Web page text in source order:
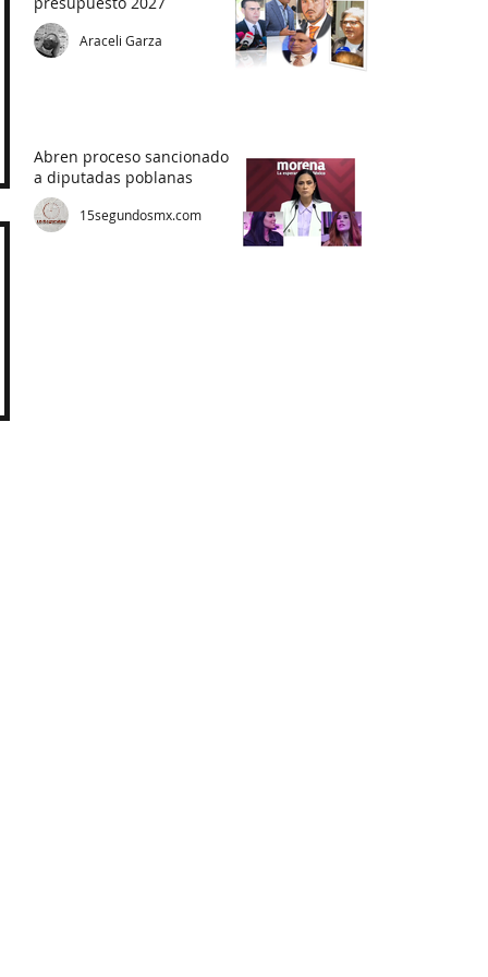
Araceli Garza
Abren proceso sancionador
a diputadas poblanas
15segundosmx.com